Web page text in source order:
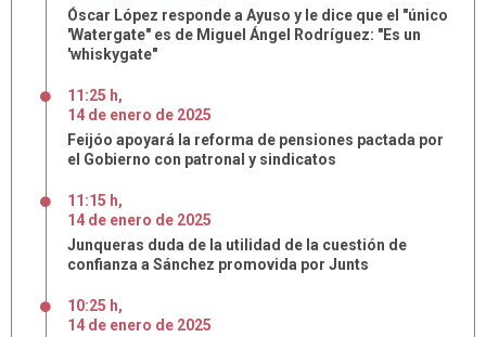
Óscar López responde a Ayuso y le dice que el "único
'Watergate" es de Miguel Ángel Rodríguez: "Es un
'whiskygate"
11:25 h,
14 de enero de 2025
Feijóo apoyará la reforma de pensiones pactada por
el Gobierno con patronal y sindicatos
11:15 h,
14 de enero de 2025
Junqueras duda de la utilidad de la cuestión de
confianza a Sánchez promovida por Junts
10:25 h,
14 de enero de 2025